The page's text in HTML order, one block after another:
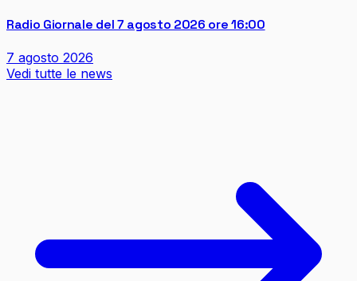
Radio Giornale del 7 agosto 2026 ore 16:00
7 agosto 2026
Vedi tutte le news